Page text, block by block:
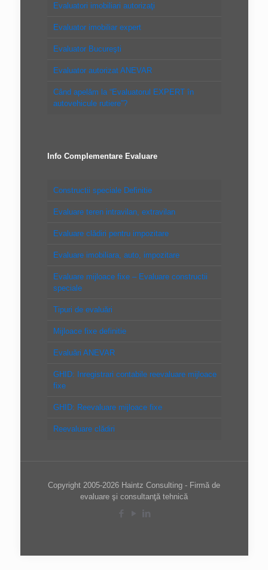
Evaluatori imobiliari autorizaţi
Evaluator imobiliar expert
Evaluator Bucureşti
Evaluator autorizat ANEVAR
Când apelăm la “Evaluatorul EXPERT în
autovehicule rutiere”?
Info Complementare Evaluare
Constructii speciale Definitie
Evaluare teren intravilan, extravilan
Evaluare clădiri pentru impozitare
Evaluare imobiliara, auto, impozitare
Evaluare mijloace fixe – Evaluare constructii
speciale
Tipuri de evaluări
Mijloace fixe definitie
Evaluări ANEVAR
GHID: Inregistrari contabile reevaluare mijloace
fixe
GHID: Reevaluare mijloace fixe
Reevaluare clădiri
Copyright 2005-2026 Haintz Consulting - Firmă de
evaluare şi consultanţă tehnică